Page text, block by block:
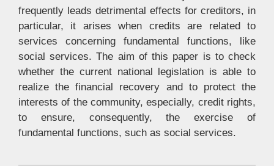
frequently leads detrimental effects for creditors, in
particular, it arises when credits are related to
services concerning fundamental functions, like
social services. The aim of this paper is to check
whether the current national legislation is able to
realize the financial recovery and to protect the
interests of the community, especially, credit rights,
to ensure, consequently, the exercise of
fundamental functions, such as social services.